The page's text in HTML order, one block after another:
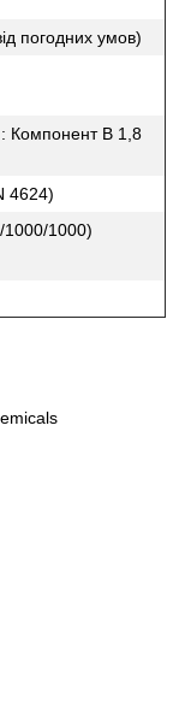
погодних умов)
Компонент B 1,8
4624)
1000/1000)